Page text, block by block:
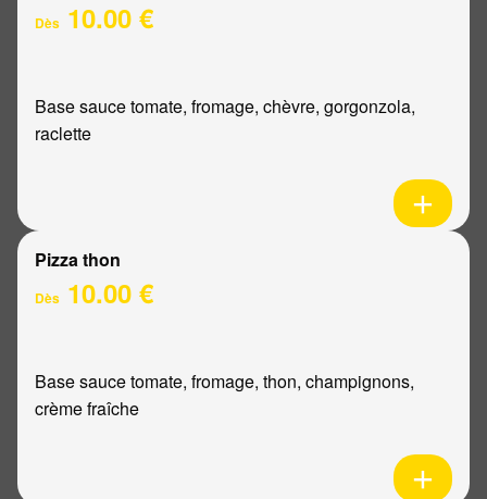
Dès 10.00 €
Base sauce tomate, fromage, chèvre, gorgonzola,
raclette
Pizza thon
Dès 10.00 €
Base sauce tomate, fromage, thon, champignons,
crème fraîche